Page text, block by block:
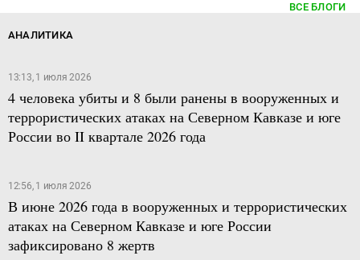
ВСЕ БЛОГИ
АНАЛИТИКА
13:13, 1 июля 2026
4 человека убиты и 8 были ранены в вооруженных и
террористических атаках на Северном Кавказе и юге
России во II квартале 2026 года
12:56, 1 июля 2026
В июне 2026 года в вооруженных и террористических
атаках на Северном Кавказе и юге России
зафиксировано 8 жертв